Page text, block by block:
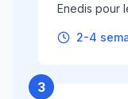
Enedis pour
2-4
3